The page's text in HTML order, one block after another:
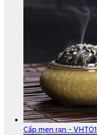
Cấp men rạn - VHT01